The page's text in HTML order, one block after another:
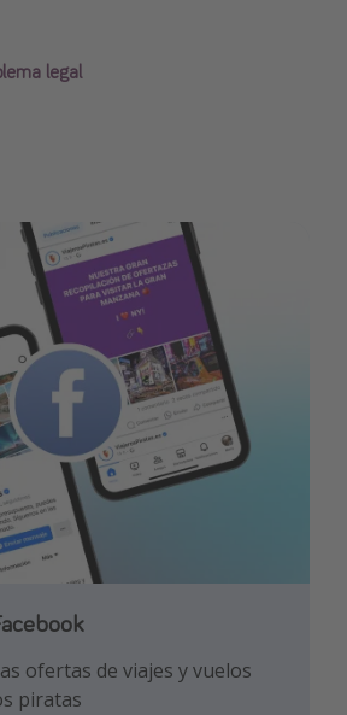
legal
ofertas de viajes y vuelos
piratas
de las mejores ofertas y los
viaje!